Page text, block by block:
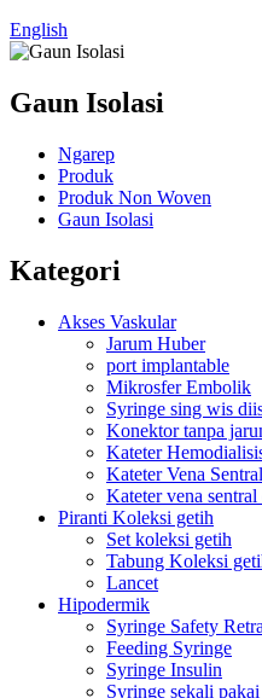
English
Gaun Isolasi
Ngarep
Produk
Produk Non Woven
Gaun Isolasi
Kategori
Akses Vaskular
Jarum Huber
port implantable
Mikrosfer Embolik
Syringe sing wis
Konektor tanpa
Kateter
Kateter Vena Sentral
Kateter vena
Piranti Koleksi getih
Set koleksi getih
Tabung Koleksi
Lancet
Hipodermik
Syringe Safety
Feeding Syringe
Syringe Insulin
Syringe sekali pakai